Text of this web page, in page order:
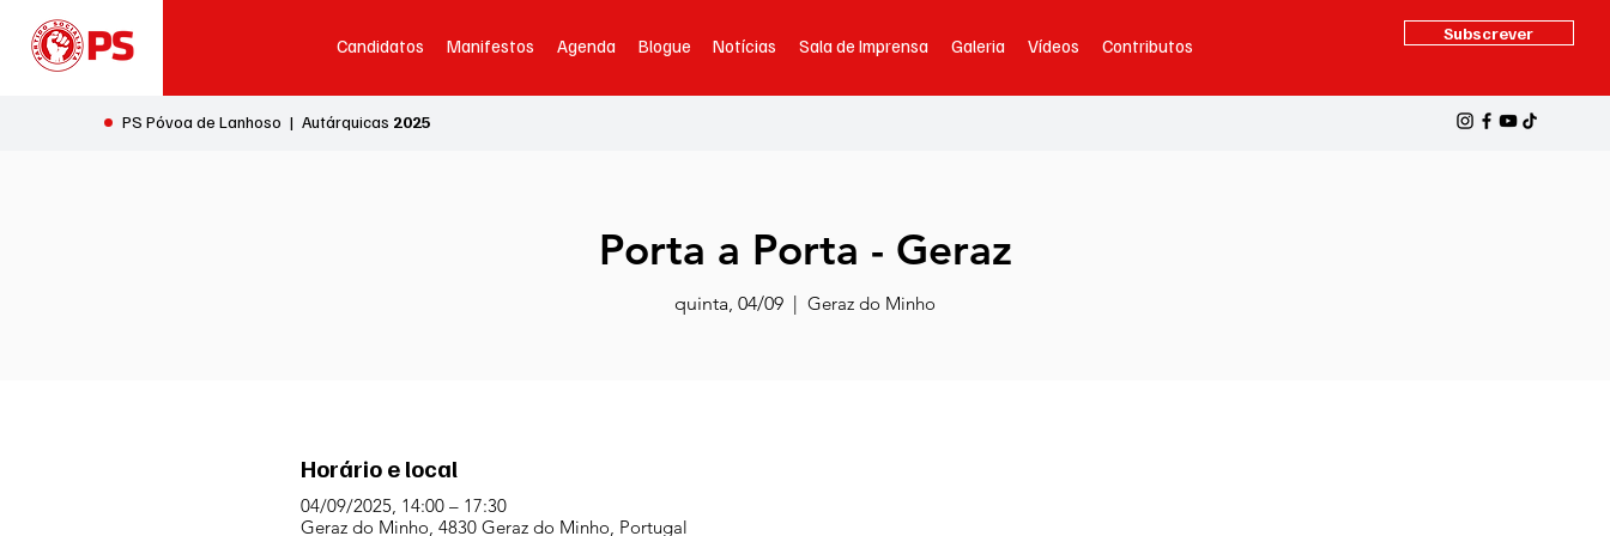
Candidatos Manifestos Agenda Blogue Notícias Sala de Imprensa Galeria Vídeos Contributos
Subscrever
• PS Póvoa de Lanhoso | Autárquicas 2025
Porta a Porta - Geraz
quinta, 04/09
  |
Geraz do Minho
Horário e local
04/09/2025, 14:00 – 17:30
Geraz do Minho, 4830 Geraz do Minho, Portugal